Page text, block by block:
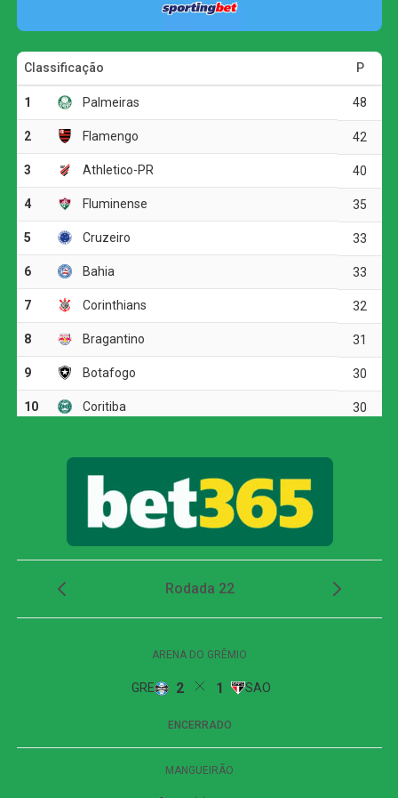
disputa do quadrangular de rebaixamento.
Além do domínio tricolor e dos poucos rubro-negros, a
seleção também contou com nomes de outras equipes.
Pelo Vasco, o lateral direito Puma Rodríguez apareceu
entre os escolhidos. Do Botafogo, Danilo foi eleito um dos
melhores meias do torneio. Completam a equipe o lateral
esquerdo Matheus Julião, do Madureira, e o atacante
Patryck Ferreira, do Bangu.
Revelação e artilharia
O prêmio de revelação do Campeonato Carioca ficou
e vestindo a camisa 10, o jogador encerrou o torneio com
A artilharia foi dividida entre Pedro, do Flamengo, e
Patryck, do Bangu, ambos com seis gols. Pedro alcançou
a marca em seis jogos, enquanto Patryck precisou de dez
Seleção do Cariocão 2026
Goleiro: Fábio (Fluminense)
Zagueiros: Léo Pereira (Flamengo) e Jemmes
(Fluminense)
Lateral esquerdo: Matheus Julião (Madureira)
Volantes: Martinelli (Fluminense) e Danilo (Botafogo)
(Bangu) e Pedro (Flamengo)
COMENTE ABAIXO: